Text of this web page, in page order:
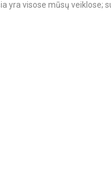
yra visose mūsų veiklose;